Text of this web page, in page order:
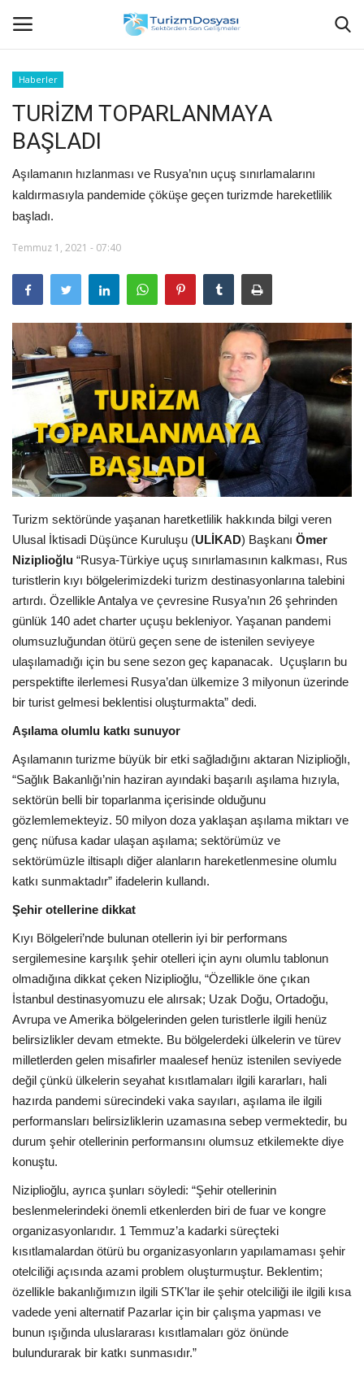
Anasayfa
Bize Ulaşın
Künye
KVKK Aydınlatma Metni
Görüntülü
Araştırma - İnceleme
Lezzet Durakları
Röportajlar
Gezi - Yorum
Sizlerden Gelenler
Yorumlar
Video Tanıtım
Köşe Yazarları
Galeri
Haberler
TURİZM TOPARLANMAYA
BAŞLADI
Aşılamanın hızlanması ve Rusya’nın uçuş sınırlamalarını
kaldırmasıyla pandemide çöküşe geçen turizmde hareketlilik
başladı.
Temmuz 1, 2021 - 07:40
Turizm sektöründe yaşanan haretketlilik hakkında bilgi veren
Ulusal İktisadi Düşünce Kuruluşu (ULİKAD) Başkanı Ömer
Niziplioğlu “Rusya-Türkiye uçuş sınırlamasının kalkması, Rus
turistlerin kıyı bölgelerimizdeki turizm destinasyonlarına talebini
artırdı. Özellikle Antalya ve çevresine Rusya’nın 26 şehrinden
günlük 140 adet charter uçuşu bekleniyor. Yaşanan pandemi
olumsuzluğundan ötürü geçen sene de istenilen seviyeye
ulaşılamadığı için bu sene sezon geç kapanacak. Uçuşların bu
perspektifte ilerlemesi Rusya’dan ülkemize 3 milyonun üzerinde
bir turist gelmesi beklentisi oluşturmakta” dedi.
Aşılama olumlu katkı sunuyor
Aşılamanın turizme büyük bir etki sağladığını aktaran Niziplioğlı,
“Sağlık Bakanlığı’nin haziran ayındaki başarılı aşılama hızıyla,
sektörün belli bir toparlanma içerisinde olduğunu
gözlemlemekteyiz. 50 milyon doza yaklaşan aşılama miktarı ve
genç nüfusa kadar ulaşan aşılama; sektörümüz ve
sektörümüzle iltisaplı diğer alanların hareketlenmesine olumlu
katkı sunmaktadır” ifadelerin kullandı.
Şehir otellerine dikkat
Kıyı Bölgeleri’nde bulunan otellerin iyi bir performans
sergilemesine karşılık şehir otelleri için aynı olumlu tablonun
olmadığına dikkat çeken Niziplioğlu, “Özellikle öne çıkan
İstanbul destinasyomuzu ele alırsak; Uzak Doğu, Ortadoğu,
Avrupa ve Amerika bölgelerinden gelen turistlerle ilgili henüz
belirsizlikler devam etmekte. Bu bölgelerdeki ülkelerin ve türev
milletlerden gelen misafirler maalesef henüz istenilen seviyede
değil çünkü ülkelerin seyahat kısıtlamaları ilgili kararları, hali
hazırda pandemi sürecindeki vaka sayıları, aşılama ile ilgili
performansları belirsizliklerin uzamasına sebep vermektedir, bu
durum şehir otellerinin performansını olumsuz etkilemekte diye
konuştu.
Niziplioğlu, ayrıca şunları söyledi: “Şehir otellerinin
beslenmelerindeki önemli etkenlerden biri de fuar ve kongre
organizasyonlarıdır. 1 Temmuz’a kadarki süreçteki
kısıtlamalardan ötürü bu organizasyonların yapılamaması şehir
otelciliği açısında azami problem oluşturmuştur. Beklentim;
özellikle bakanlığımızın ilgili STK’lar ile şehir otelciliği ile ilgili kısa
vadede yeni alternatif Pazarlar için bir çalışma yapması ve
bunun ışığında uluslararası kısıtlamaları göz önünde
bulundurarak bir katkı sunmasıdır.”